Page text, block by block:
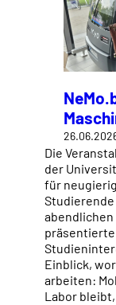
Die
der
für
Studierende
präsentierte
Einblick,
arbeiten:
Labor